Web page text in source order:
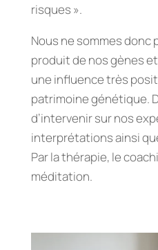
risques ».
Nous ne sommes donc
produit de nos gènes
une influence très
patrimoine génétique.
d’intervenir sur nos
interprétations ainsi
Par la thérapie, le
méditation.